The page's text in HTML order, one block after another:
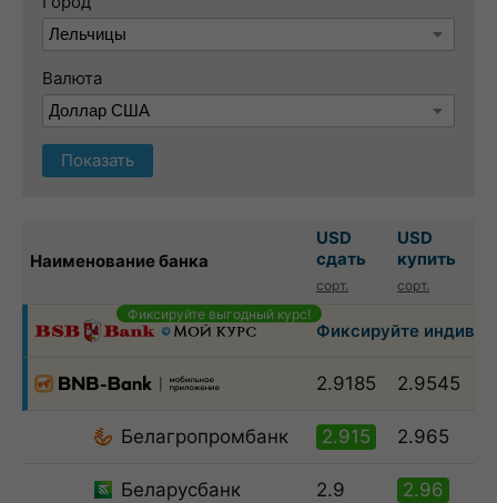
Валюта
Показать
Наименование банка
USD
сдать
сорт.
USD
купить
сорт.
Фиксируйте выгодный курс!
Фиксируйте
2.9185 2.9545
Белагропромбанк 2.915 2.965
Беларусбанк 2.9 2.96